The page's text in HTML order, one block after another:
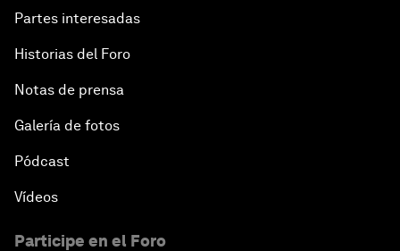
Partes interesadas
Historias del Foro
Notas de prensa
Galería de fotos
Pódcast
Vídeos
Participe en el Foro